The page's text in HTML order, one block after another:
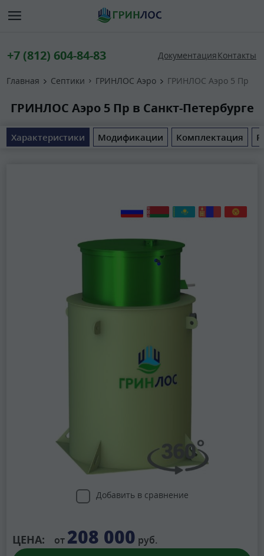
+7 (812) 604-84-83 ДокументацияКонтакты
Главная Септики ГРИНЛОС Аэро ГРИНЛОС Аэро 5 Пр
ГРИНЛОС Аэро 5 Пр в Санкт-Петербурге
Характеристики Модификации Комплектация
Добавить в сравнение
ЦЕНА: от 208 000 руб.